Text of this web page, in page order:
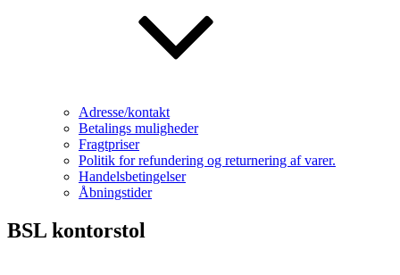
Adresse/kontakt
Betalings muligheder
Fragtpriser
Politik for refundering og returnering af varer.
Handelsbetingelser
Åbningstider
BSL kontorstol